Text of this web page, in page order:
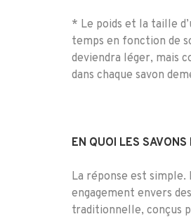
* Le poids et la taille
temps en fonction de
deviendra léger, mais
dans chaque savon
EN QUOI LES
La réponse est
engagement envers
traditionnelle, conçus